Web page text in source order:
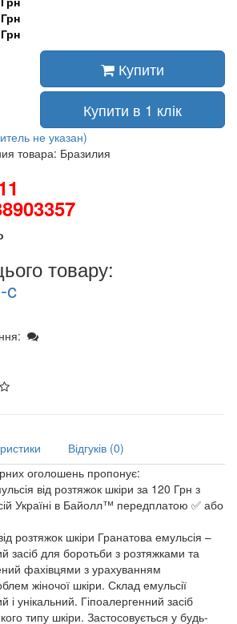
Купити
Купити в 1 клік
не указан)
товара: Бразилия
товару:
c
Відгуків (0)
оголошень пропонує:
від розтяжок шкіри за 120 Грн з
Україні в Байолл™ передплатою ✅ або
розтяжок шкіри Гранатова емульсія –
засіб для боротьби з розтяжками та
фахівцями з урахуванням
жіночої шкіри. Склад емульсії
унікальний. Гіпоалергенний засіб
типу шкіри. Застосовується у будь-